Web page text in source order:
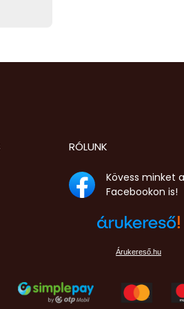
RÓLUNK
Kövess minket a
Facebookon is!
Árukereső.hu